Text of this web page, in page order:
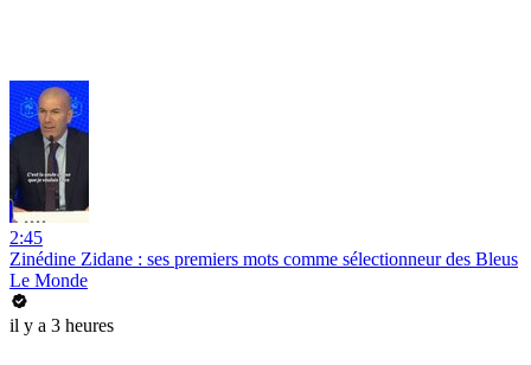
2:45
Zinédine Zidane : ses premiers mots comme sélectionneur des Bleus
Le Monde
il y a 3 heures